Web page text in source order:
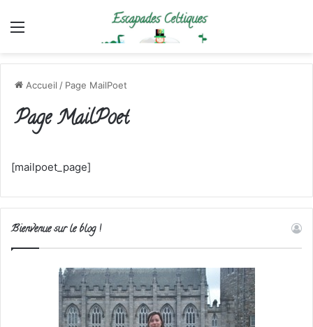
Menu
Accueil / Page MailPoet
Page MailPoet
[mailpoet_page]
Bienvenue sur le blog !